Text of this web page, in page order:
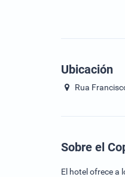
Ubicación
Rua
Sobre el
El hotel ofrece a